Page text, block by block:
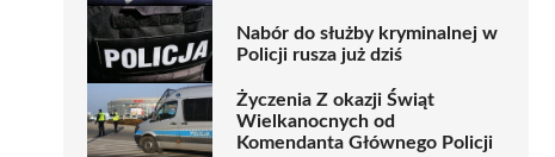
Nabór do służby kryminalnej w
Policji rusza już dziś
Życzenia Z okazji Świąt
Wielkanocnych od
Komendanta Głównego Policji